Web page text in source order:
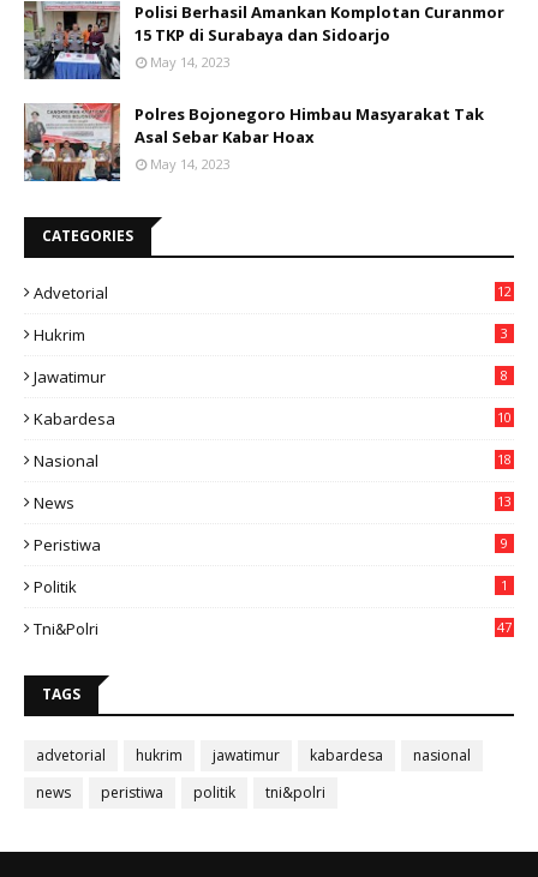
Polisi Berhasil Amankan Komplotan Curanmor
15 TKP di Surabaya dan Sidoarjo
May 14, 2023
Polres Bojonegoro Himbau Masyarakat Tak
Asal Sebar Kabar Hoax
May 14, 2023
CATEGORIES
Advetorial 12
Hukrim 3
Jawatimur 8
Kabardesa
10
Nasional
18
News
13
Peristiwa 9
Politik 1
Tni&polri 47
TAGS
advetorial hukrim jawatimur kabardesa
nasional
news
peristiwa politik tni&polri